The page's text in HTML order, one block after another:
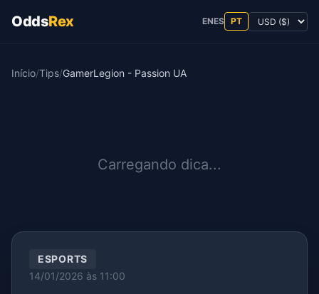
OddsRex ENES PT
Início/Tips/GamerLegion - Passion UA
Carregando dica...
ESPORTS
14/01/2026 às 11:00